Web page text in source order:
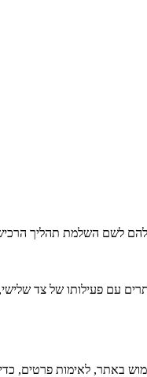
להם לשם השלמת תהליך
עם פעילותו של צד שלישי,